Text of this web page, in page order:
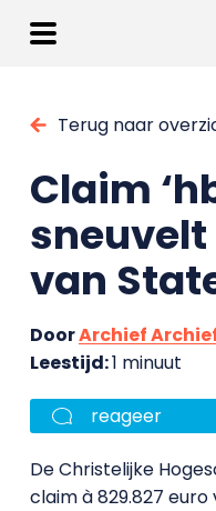
Terug naar
Claim
sneuvelt
van
DoorArchief
Leestijd:1 minuut
reageer
De Christelijke
claim à 829.827